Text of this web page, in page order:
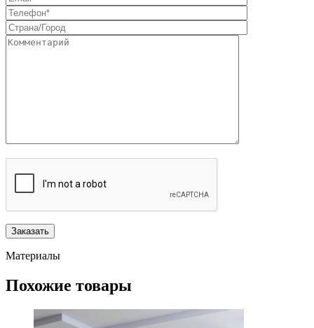
Материалы
Похожие товары